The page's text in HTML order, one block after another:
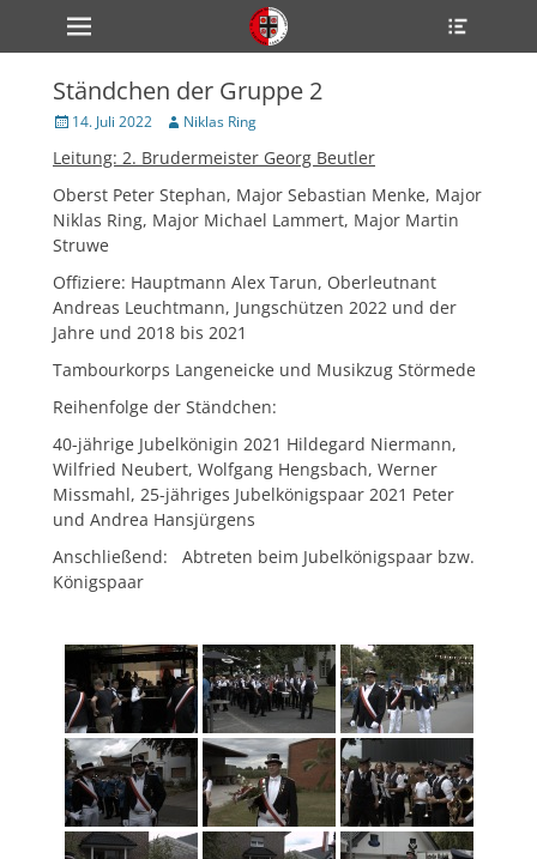
zum
Inhalt
Primärmenü
Ständchen der Gruppe 2
Veröffentlicht
14. Juli 2022 Author
Niklas Ring
Leitung: 2. Brudermeister Georg Beutler
Oberst Peter Stephan, Major Sebastian Menke, Major
Niklas Ring, Major Michael Lammert, Major Martin
Struwe
Offiziere: Hauptmann Alex Tarun, Oberleutnant
Andreas Leuchtmann, Jungschützen 2022 und der
Jahre und 2018 bis 2021
Tambourkorps Langeneicke und Musikzug Störmede
Reihenfolge der Ständchen:
40-jährige Jubelkönigin 2021 Hildegard Niermann,
Wilfried Neubert, Wolfgang Hengsbach, Werner
Missmahl, 25-jähriges Jubelkönigspaar 2021 Peter
und Andrea Hansjürgens
Anschließend: Abtreten beim Jubelkönigspaar bzw.
Königspaar